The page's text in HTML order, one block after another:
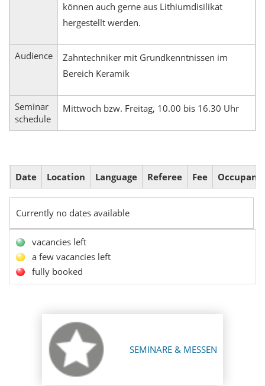
können auch gerne aus Lithiumdisilikat
hergestellt werden.
Audience
Zahntechniker mit Grundkenntnissen im
Bereich Keramik
Seminar
schedule
Mittwoch bzw. Freitag, 10.00 bis 16.30 Uhr
Date Location Language Referee Fee
Currently no dates available
vacancies left
a few vacancies left
fully booked
SEMINARE & MESSEN